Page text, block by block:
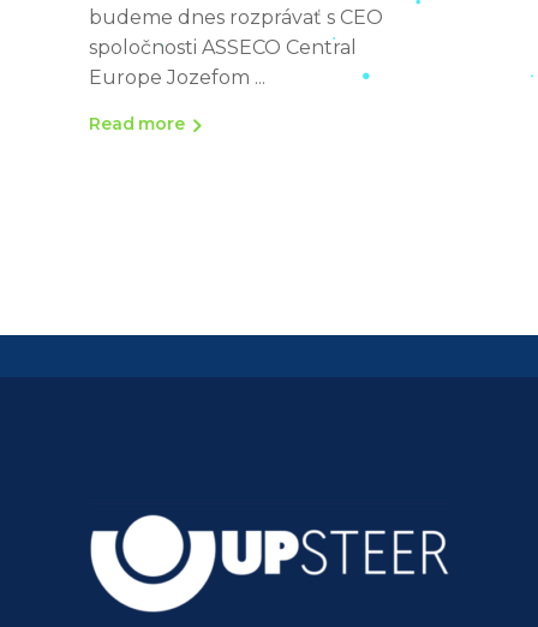
budeme dnes rozprávať s CEO
spoločnosti ASSECO Central
Europe Jozefom
Read more